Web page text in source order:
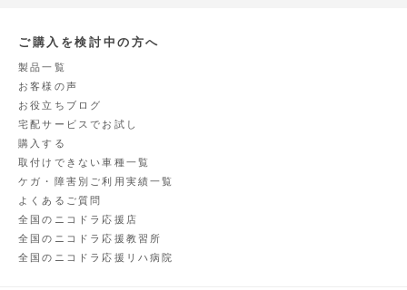
ご購入を検討中の方へ
製品一覧
お客様の声
お役立ちブログ
宅配サービスでお試し
購入する
取付けできない車種一覧
ケガ・障害別ご利用実績一覧
よくあるご質問
全国のニコドラ応援店
全国のニコドラ応援教習所
全国のニコドラ応援リハ病院